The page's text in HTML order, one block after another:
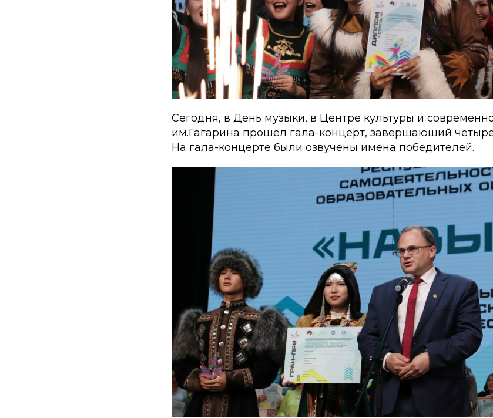
Сегодня, в День музыки, в Центре культуры и
им.Гагарина прошёл гала-концерт, завершающий
На гала-концерте были озвучены имена победителей.